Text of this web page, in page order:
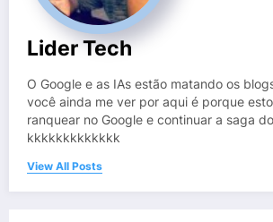
Lider Tech
O Google e as IAs estão matando os
você ainda me ver por aqui é porque
ranquear no Google e continuar a saga
kkkkkkkkkkkkk
View All Posts